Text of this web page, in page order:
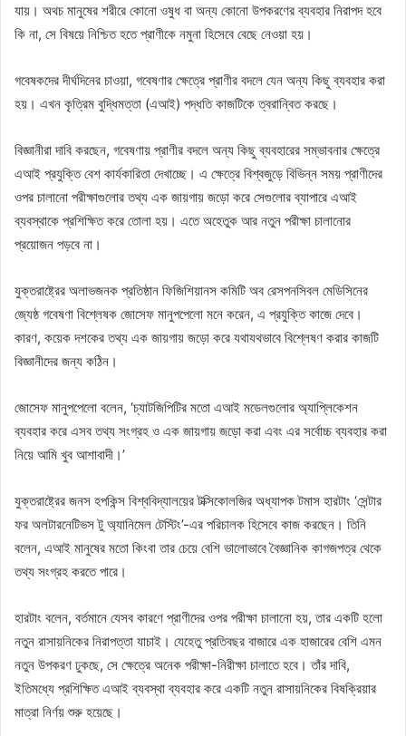
যায়। অথচ মানুষের শরীরে কোনো ওষুধ বা অন্য কোনো উপকরণের ব্যবহার নিরাপদ হবে
কি না, সে বিষয়ে নিশ্চিত হতে প্রাণীকে নমুনা হিসেবে বেছে নেওয়া হয়।
গবেষকদের দীর্ঘদিনের চাওয়া, গবেষণার ক্ষেত্রে প্রাণীর বদলে যেন অন্য কিছু ব্যবহার করা
হয়। এখন কৃত্রিম বুদ্ধিমত্তা (এআই) পদ্ধতি কাজটিকে ত্বরান্বিত করছে।
বিজ্ঞানীরা দাবি করছেন, গবেষণায় প্রাণীর বদলে অন্য কিছু ব্যবহারের সম্ভাবনার ক্ষেত্রে
এআই প্রযুক্তি বেশ কার্যকারিতা দেখাচ্ছে। এ ক্ষেত্রে বিশ্বজুড়ে বিভিন্ন সময় প্রাণীদের
ওপর চালানো পরীক্ষাগুলোর তথ্য এক জায়গায় জড়ো করে সেগুলোর ব্যাপারে এআই
ব্যবস্থাকে প্রশিক্ষিত করে তোলা হয়। এতে অহেতুক আর নতুন পরীক্ষা চালানোর
প্রয়োজন পড়বে না।
যুক্তরাষ্ট্রের অলাভজনক প্রতিষ্ঠান ফিজিশিয়ানস কমিটি অব রেসপনসিবল মেডিসিনের
জ্যেষ্ঠ গবেষণা বিশ্লেষক জোসেফ মানুপপেলো মনে করেন, এ প্রযুক্তি কাজে দেবে।
কারণ, কয়েক দশকের তথ্য এক জায়গায় জড়ো করে যথাযথভাবে বিশ্লেষণ করার কাজটি
বিজ্ঞানীদের জন্য কঠিন।
জোসেফ মানুপপেলো বলেন, ‘চ্যাটজিপিটির মতো এআই মডেলগুলোর অ্যাপ্লিকেশন
ব্যবহার করে এসব তথ্য সংগ্রহ ও এক জায়গায় জড়ো করা এবং এর সর্বোচ্চ ব্যবহার করা
নিয়ে আমি খুব আশাবাদী।’
যুক্তরাষ্ট্রের জনস হপকিন্স বিশ্ববিদ্যালয়ের টক্সিকোলজির অধ্যাপক টমাস হারটাং ‘সেন্টার
ফর অলটারনেটিভস টু অ্যানিমেল টেস্টিং’-এর পরিচালক হিসেবে কাজ করছেন। তিনি
বলেন, এআই মানুষের মতো কিংবা তার চেয়ে বেশি ভালোভাবে বৈজ্ঞানিক কাগজপত্র থেকে
তথ্য সংগ্রহ করতে পারে।
হারটাং বলেন, বর্তমানে যেসব কারণে প্রাণীদের ওপর পরীক্ষা চালানো হয়, তার একটি হলো
নতুন রাসায়নিকের নিরাপত্তা যাচাই। যেহেতু প্রতিবছর বাজারে এক হাজারের বেশি এমন
নতুন উপকরণ ঢুকছে, সে ক্ষেত্রে অনেক পরীক্ষা-নিরীক্ষা চালাতে হবে। তাঁর দাবি,
ইতিমধ্যে প্রশিক্ষিত এআই ব্যবস্থা ব্যবহার করে একটি নতুন রাসায়নিকের বিষক্রিয়ার
মাত্রা নির্ণয় শুরু হয়েছে।